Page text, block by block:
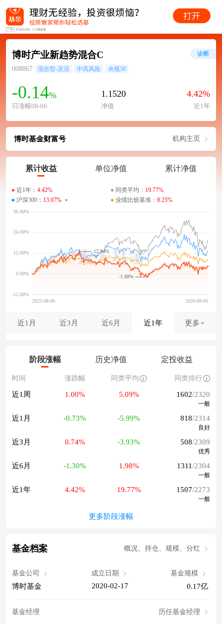
博时产业新趋势混合C
008867 混合型-灵活 中高风险 央视50
-0.14%
日涨幅08-06
1.1520
净值
4.42%
近1年
诊断
博时基金财富号 机构主页
累计收益 单位净值 累计净值
近1年： 4.42% 同类平均： 19.77%
沪深300： 13.07% 业绩比较基准： 8.25%
-1.88%
12.94%
近1月 近3月 近6月 近1年 更多
阶段涨幅 历史净值 定投收益
时间 涨跌幅 同类平均 同类排行
近1周 1.00% 5.09% 1602/2320
一般
近1月 -0.73% -5.99% 818/2314
良好
近3月 0.74% -3.93% 508/2309
优秀
近6月 -1.30% 1.98% 1311/2304
一般
近1年 4.42% 19.77% 1507/2273
一般
更多阶段涨幅
基金档案 概况、持仓、规模、分红
基金公司
博时基金
成立日期
2020-02-17
基金规模
0.17亿
基金经理 历任基金经理